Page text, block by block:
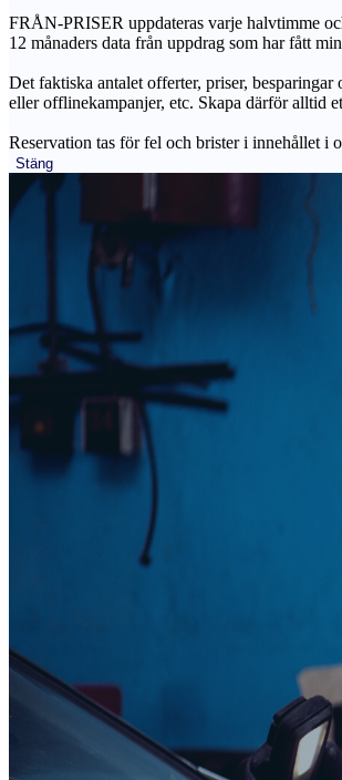
FRÅN-PRISER uppdateras varje halvtimme
12 månaders data från uppdrag som har fått
Det faktiska antalet offerter, priser,
eller offlinekampanjer, etc. Skapa därför alltid
Reservation tas för fel och brister i innehållet i
Stäng